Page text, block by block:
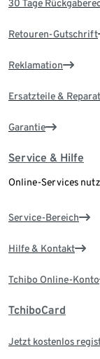
30 Tage
Retouren-Gutschrift
Reklamation
Ersatzteile &
Garantie
Service & Hilfe
Online-Services
Service-Bereich
Hilfe & Kontakt
Tchibo Online-Konto
TchiboCard
Jetzt kostenlos